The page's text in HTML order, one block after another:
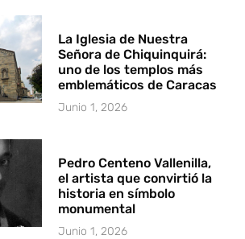
La Iglesia de Nuestra
Señora de Chiquinquirá:
uno de los templos más
emblemáticos de Caracas
Junio 1, 2026
Pedro Centeno Vallenilla,
el artista que convirtió la
historia en símbolo
monumental
Junio 1, 2026